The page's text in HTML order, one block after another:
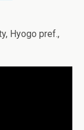
Hyogo pref.,